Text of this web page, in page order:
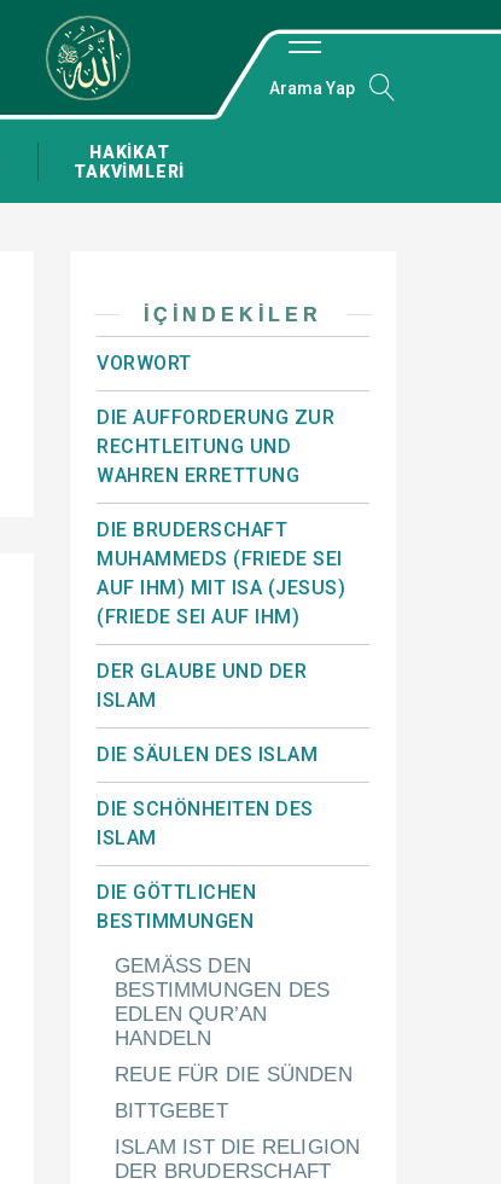
HAKİKAT
TAKVİMLERİ
Arama Yap
İÇINDEKILER
VORWORT
DIE AUFFORDERUNG ZUR
RECHTLEITUNG UND
WAHREN ERRETTUNG
DIE BRUDERSCHAFT
MUHAMMEDS (FRIEDE SEI
AUF IHM) MIT ISA (JESUS)
(FRIEDE SEI AUF IHM)
DER GLAUBE UND DER
ISLAM
DIE SÄULEN DES ISLAM
DIE SCHÖNHEITEN DES
ISLAM
DIE GÖTTLICHEN
BESTIMMUNGEN
GEMÄSS DEN
BESTIMMUNGEN DES
EDLEN QUR’AN
HANDELN
REUE FÜR DIE SÜNDEN
BITTGEBET
ISLAM IST DIE RELIGION
DER BRUDERSCHAFT